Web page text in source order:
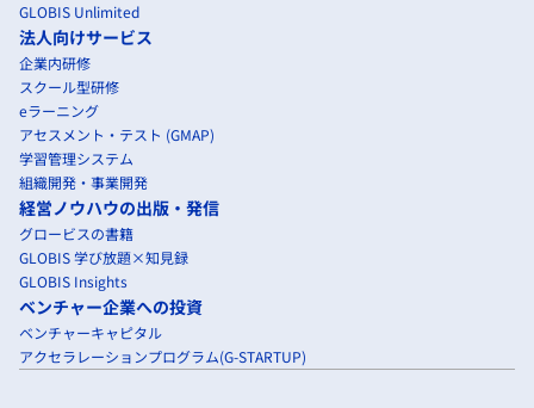
GLOBIS Unlimited
法人向けサービス
企業内研修
スクール型研修
eラーニング
アセスメント・テスト (GMAP)
学習管理システム
組織開発・事業開発
経営ノウハウの出版・発信
グロービスの書籍
GLOBIS 学び放題×知見録
GLOBIS Insights
ベンチャー企業への投資
ベンチャーキャピタル
アクセラレーションプログラム(G-STARTUP)